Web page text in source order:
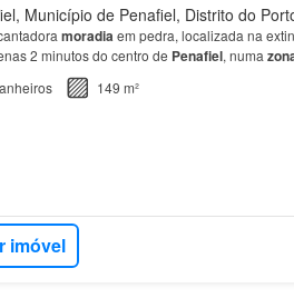
Município de Penafiel, Distrito do
moradia em pedra, localizada na
2 minutos do centro de Penafiel, numa
por: - 3 quartos; - 3
149 m²
imóvel